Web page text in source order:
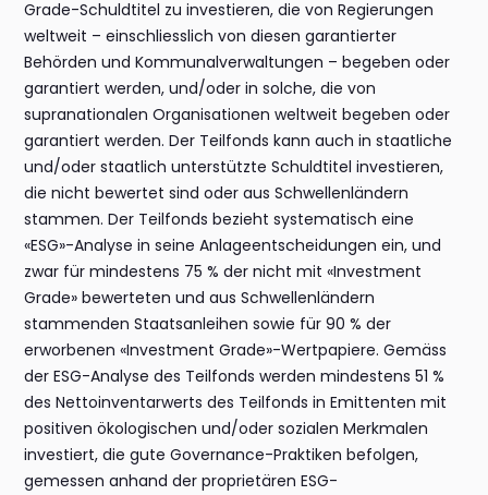
Grade-Schuldtitel zu investieren, die von Regierungen
weltweit – einschliesslich von diesen garantierter
Behörden und Kommunalverwaltungen – begeben oder
garantiert werden, und/oder in solche, die von
supranationalen Organisationen weltweit begeben oder
garantiert werden. Der Teilfonds kann auch in staatliche
und/oder staatlich unterstützte Schuldtitel investieren,
die nicht bewertet sind oder aus Schwellenländern
stammen. Der Teilfonds bezieht systematisch eine
«ESG»-Analyse in seine Anlageentscheidungen ein, und
zwar für mindestens 75 % der nicht mit «Investment
Grade» bewerteten und aus Schwellenländern
stammenden Staatsanleihen sowie für 90 % der
erworbenen «Investment Grade»-Wertpapiere. Gemäss
der ESG-Analyse des Teilfonds werden mindestens 51 %
des Nettoinventarwerts des Teilfonds in Emittenten mit
positiven ökologischen und/oder sozialen Merkmalen
investiert, die gute Governance-Praktiken befolgen,
gemessen anhand der proprietären ESG-